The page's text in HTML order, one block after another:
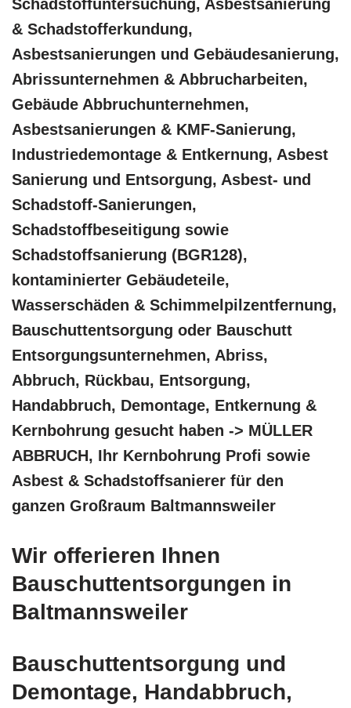
Schadstoffuntersuchung, Asbestsanierung
& Schadstofferkundung,
Asbestsanierungen und Gebäudesanierung,
Abrissunternehmen & Abbrucharbeiten,
Gebäude Abbruchunternehmen,
Asbestsanierungen & KMF-Sanierung,
Industriedemontage & Entkernung, Asbest
Sanierung und Entsorgung, Asbest- und
Schadstoff-Sanierungen,
Schadstoffbeseitigung sowie
Schadstoffsanierung (BGR128),
kontaminierter Gebäudeteile,
Wasserschäden & Schimmelpilzentfernung,
Bauschuttentsorgung oder Bauschutt
Entsorgungsunternehmen, Abriss,
Abbruch, Rückbau, Entsorgung,
Handabbruch, Demontage, Entkernung &
Kernbohrung gesucht haben -> MÜLLER
ABBRUCH, Ihr Kernbohrung Profi sowie
Asbest & Schadstoffsanierer für den
ganzen Großraum Baltmannsweiler
Wir offerieren Ihnen
Bauschuttentsorgungen in
Baltmannsweiler
Bauschuttentsorgung und
Demontage, Handabbruch,